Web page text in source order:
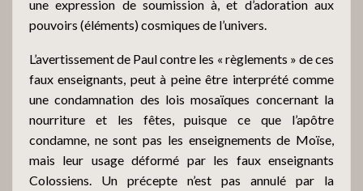
une expression de soumission à, et d’adoration aux
pouvoirs (éléments) cosmiques de l’univers.
L’avertissement de Paul contre les « règlements » de ces
faux enseignants, peut à peine être interprété comme
une condamnation des lois mosaïques concernant la
nourriture et les fêtes, puisque ce que l’apôtre
condamne, ne sont pas les enseignements de Moïse,
mais leur usage déformé par les faux enseignants
Colossiens. Un précepte n’est pas annulé par la